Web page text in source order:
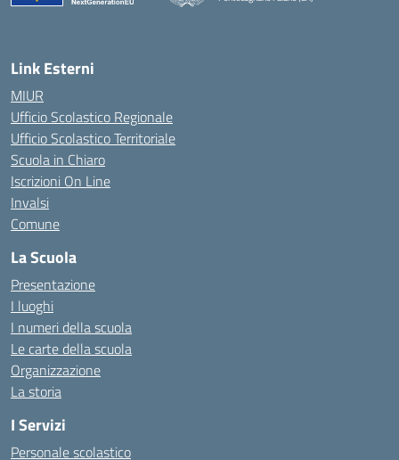
— Visita la pagina iniziale della scuola
Link Esterni
MIUR
Ufficio Scolastico Regionale
Ufficio Scolastico Territoriale
Scuola in Chiaro
Iscrizioni On Line
Invalsi
Comune
La Scuola
Presentazione
I luoghi
I numeri della scuola
Le carte della scuola
Organizzazione
La storia
I Servizi
Personale scolastico